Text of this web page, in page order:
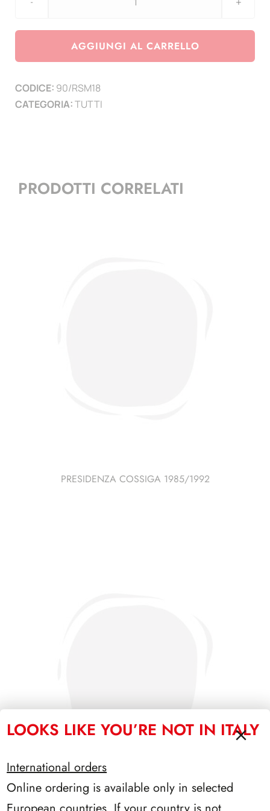
aggiornamento
Marino
AGGIUNGI AL CARRELLO
CODICE: 90/RSM18
CATEGORIA:TUTTI
PRODOTTI CORRELATI
PRESIDENZA COSSIGA 1985/1992
LOOKS LIKE YOU’RE NOT IN ITALY
International orders
Online ordering is available only in selected